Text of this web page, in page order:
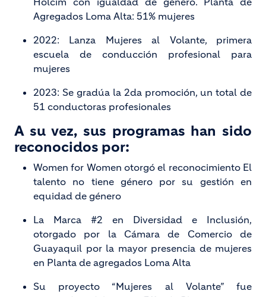
Agregados Loma Alta: 51% mujeres
2022: Lanza Mujeres al Volante, primera
escuela de conducción profesional para
mujeres
2023: Se gradúa la 2da promoción, un total de
51 conductoras profesionales
A su vez, sus programas han sido
reconocidos por:
Women for Women otorgó el reconocimiento El
talento no tiene género por su gestión en
equidad de género
La Marca #2 en Diversidad e Inclusión,
otorgado por la Cámara de Comercio de
Guayaquil por la mayor presencia de mujeres
en Planta de agregados Loma Alta
Su proyecto “Mujeres al Volante” fue